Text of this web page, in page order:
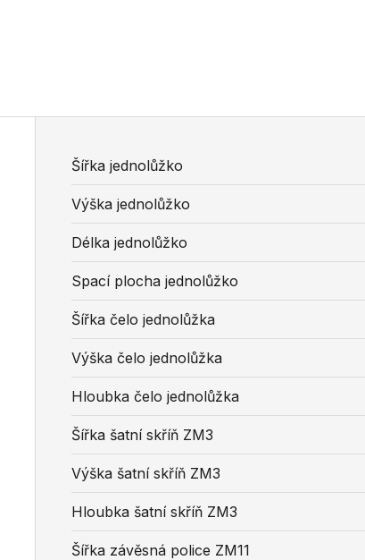
Šířka jednolůžko
Výška jednolůžko
Délka jednolůžko
Spací plocha jednolůžko
Šířka čelo jednolůžka
Výška čelo jednolůžka
Hloubka čelo jednolůžka
Šířka šatní skříň ZM3
Výška šatní skříň ZM3
Hloubka šatní skříň ZM3
Šířka závěsná police ZM11